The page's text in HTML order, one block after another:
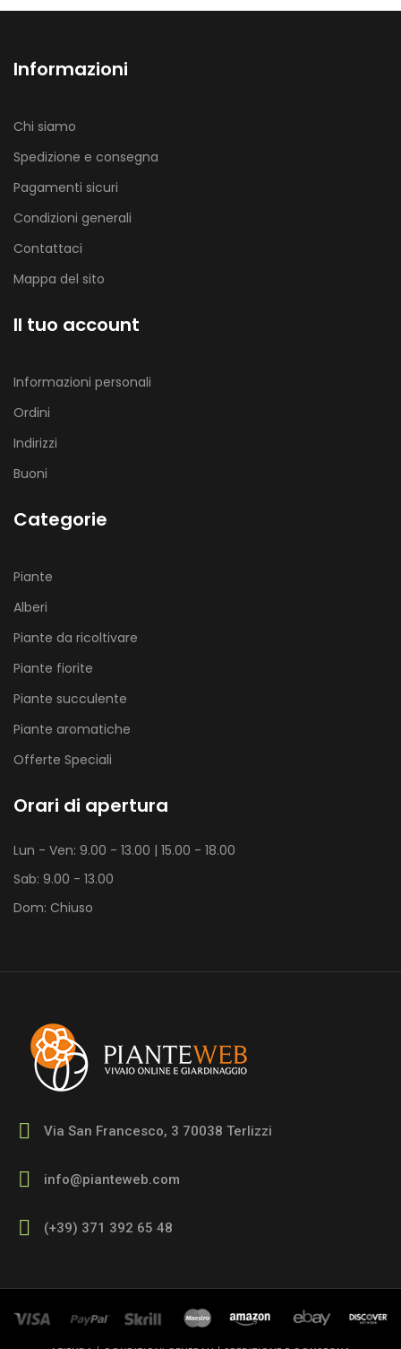
Informazioni
Chi siamo
Spedizione e consegna
Pagamenti sicuri
Condizioni generali
Contattaci
Mappa del sito
Il tuo account
Informazioni personali
Ordini
Indirizzi
Buoni
Categorie
Piante
Alberi
Piante da ricoltivare
Piante fiorite
Piante succulente
Piante aromatiche
Offerte Speciali
Orari di apertura
Lun - Ven: 9.00 - 13.00 | 15.00 - 18.00
Sab: 9.00 - 13.00
Dom: Chiuso
Via San Francesco, 3 70038 Terlizzi
info@pianteweb.com
(+39) 371 392 65 48